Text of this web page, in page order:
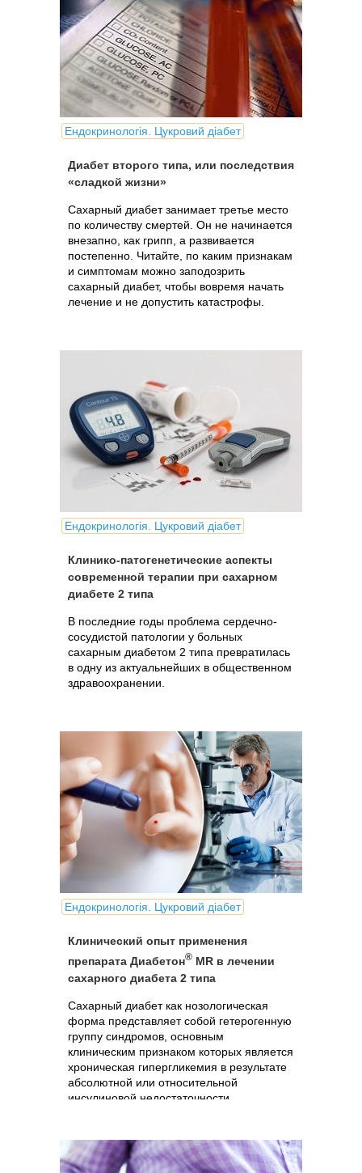
Ендокринологія. Цукровий діабет
Диабет второго типа, или последствия
«сладкой жизни»
Сахарный диабет занимает третье место
по количеству смертей. Он не начинается
внезапно, как грипп, а развивается
постепенно. Читайте, по каким признакам
и симптомам можно заподозрить
сахарный диабет, чтобы вовремя начать
лечение и не допустить катастрофы.
Ендокринологія. Цукровий діабет
Клинико-патогенетические аспекты
современной терапии при сахарном
диабете 2 типа
В последние годы проблема сердечно-
сосудистой патологии у больных
сахарным диабетом 2 типа превратилась
в одну из актуальнейших в общественном
здравоохранении.
Ендокринологія. Цукровий діабет
Клинический опыт применения
препарата Диабетон® МR в лечении
сахарного диабета 2 типа
Сахарный диабет как нозологическая
форма представляет собой гетерогенную
группу синдромов, основным
клиническим признаком которых является
хроническая гипергликемия в результате
абсолютной или относительной
инсулиновой недостаточности.